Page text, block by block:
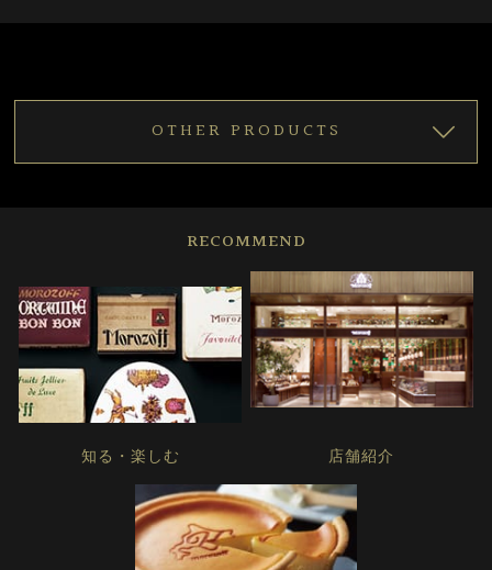
OTHER PRODUCTS
RECOMMEND
知る・楽しむ 店舗紹介